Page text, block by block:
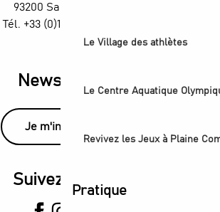
Le Village des athlètes
Le Centre Aquatique
Revivez les Jeux à Plaine
Pratique
93200 Saint-Denis
Tél. +33 (0)1 55 870 870
Newsletter
Je m'inscris
Suivez-nous